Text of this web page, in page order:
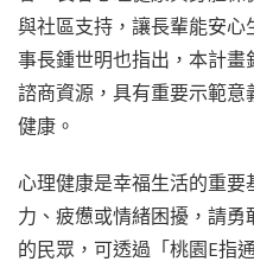
與社區支持，讓長輩能安
事長鍾世明也指出，本計
諮商資源，具有重要示範
健康。
心理健康是幸福生活的重
力、疲憊或情緒困擾，請
的民眾，可透過「桃園E指